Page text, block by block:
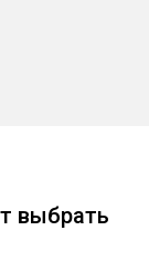
выбрать